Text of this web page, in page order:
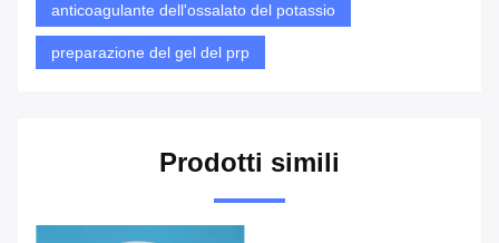
anticoagulante dell'ossalato del potassio
preparazione del gel del prp
Prodotti simili